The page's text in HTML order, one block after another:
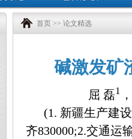
首页 >> 论文精选
碱激发矿
屈 磊1
(1. 新疆生产建
齐830000;2.交通运